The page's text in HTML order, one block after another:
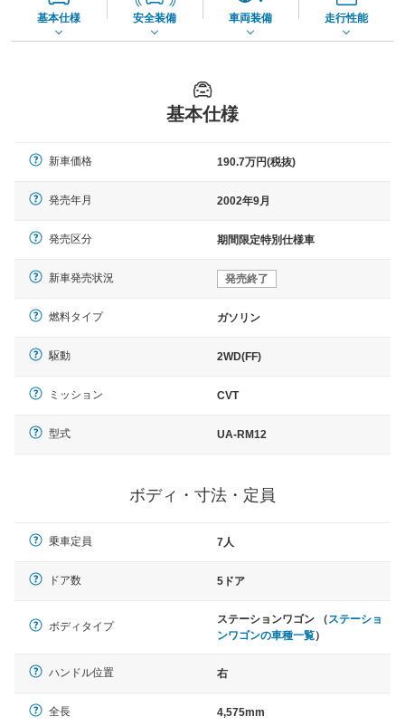
基本仕様 安全装備 車両装備 走行性能
基本仕様
新車価格 190.7万円(税抜)
発売年月 2002年9月
発売区分 期間限定特別仕様車
新車発売状況 発売終了
燃料タイプ ガソリン
駆動 2WD(FF)
ミッション CVT
型式 UA-RM12
ボディ・寸法・定員
乗車定員 7人
ドア数 5ドア
ボディタイプ
ステーションワゴン （ ステーショ
ンワゴンの車種一覧）
ハンドル位置 右
全長 4,575mm